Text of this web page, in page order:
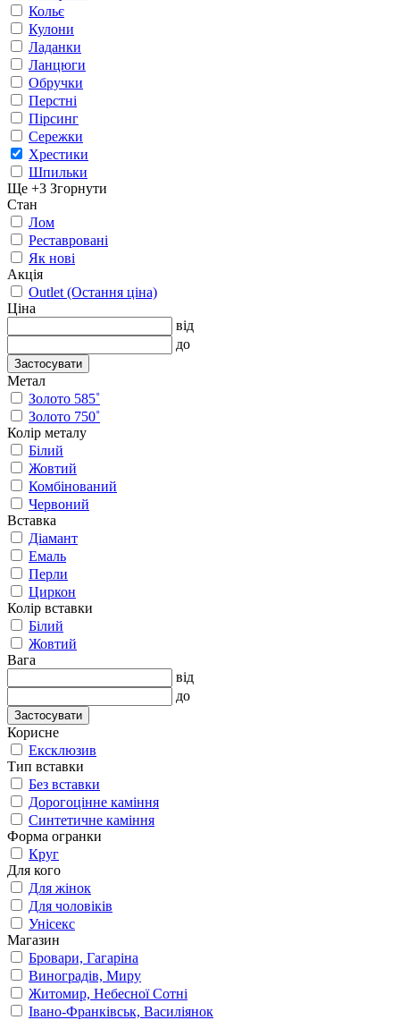
Кольє
Кулони
Ладанки
Ланцюги
Обручки
Перстні
Пірсинг
Сережки
Хрестики
Шпильки
Ще +3 Згорнути
Стан
Лом
Реставровані
Як нові
Акція
Outlet (Остання ціна)
Ціна
від
до
Застосувати
Метал
Золото 585˚
Золото 750˚
Колір металу
Білий
Жовтий
Комбінований
Червоний
Вставка
Діамант
Емаль
Перли
Циркон
Колір вставки
Білий
Жовтий
Вага
від
до
Застосувати
Корисне
Ексклюзив
Тип вставки
Без вставки
Дорогоцінне каміння
Синтетичне каміння
Форма огранки
Круг
Для кого
Для жінок
Для чоловіків
Унісекс
Магазин
Бровари, Гагаріна
Виноградів, Миру
Житомир, Небесної Сотні
Івано-Франківськ, Василіянок